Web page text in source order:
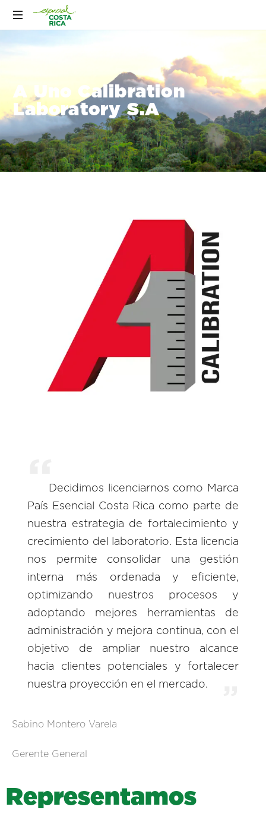
A Uno Calibration
Laboratory S.A
Decidimos licenciarnos como Marca
País Esencial Costa Rica como parte de
nuestra estrategia de fortalecimiento y
crecimiento del laboratorio. Esta licencia
nos permite consolidar una gestión
interna más ordenada y eficiente,
optimizando nuestros procesos y
adoptando mejores herramientas de
administración y mejora continua, con el
objetivo de ampliar nuestro alcance
hacia clientes potenciales y fortalecer
nuestra proyección en el mercado.
Sabino Montero Varela
Gerente General
Representamos